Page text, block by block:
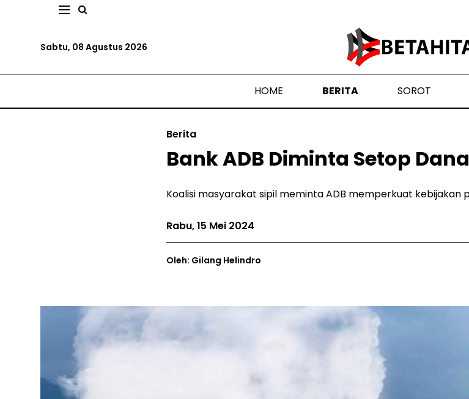
Sabtu, 08 Agustus 2026
HOME BERITA SOROT
Berita
Bank ADB Diminta Setop
Koalisi masyarakat sipil meminta ADB memperkuat kebijakan
Rabu, 15 Mei 2024
Oleh: Gilang Helindro